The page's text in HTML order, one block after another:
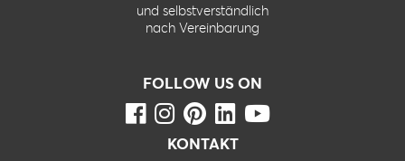
und selbstverständlich
nach Vereinbarung
FOLLOW US ON
KONTAKT